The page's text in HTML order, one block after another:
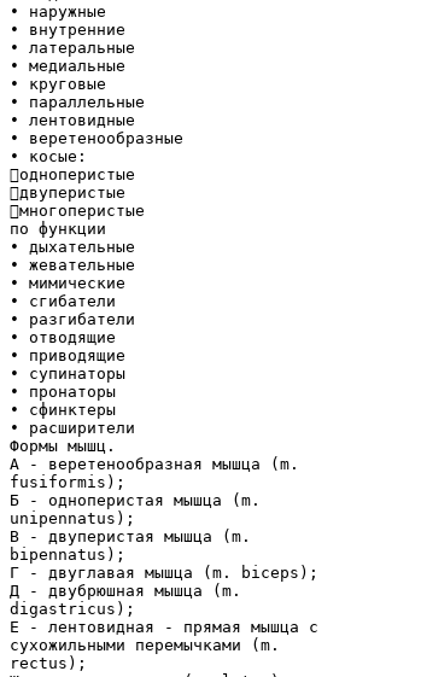
• наружные
• внутренние
• латеральные
• медиальные
• круговые
• параллельные
• лентовидные
• веретенообразные
• косые:
одноперистые
двуперистые
многоперистые
по функции
• дыхательные
• жевательные
• мимические
• сгибатели
• разгибатели
• отводящие
• приводящие
• супинаторы
• пронаторы
• сфинктеры
• расширители
Формы мышц.
А - веретенообразная мышца (m.
fusiformis);
Б - одноперистая мышца (m.
unipennatus);
В - двуперистая мышца (m.
bipennatus);
Г - двуглавая мышца (m. biceps);
Д - двубрюшная мышца (m.
digastricus);
Е - лентовидная - прямая мышца с
сухожильными перемычками (m.
rectus);